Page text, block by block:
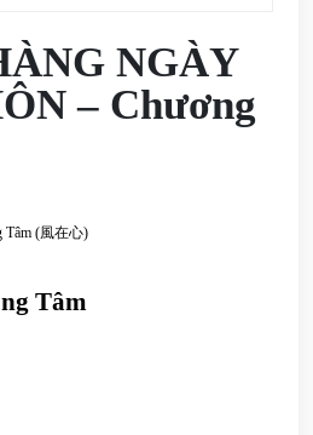
NGÀY
– Chương
Tâm (風在心)
Tâm